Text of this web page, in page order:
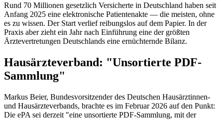
Rund 70 Millionen gesetzlich Versicherte in Deutschland haben seit
Anfang 2025 eine elektronische Patientenakte — die meisten, ohne
es zu wissen. Der Start verlief reibungslos auf dem Papier. In der
Praxis aber zieht ein Jahr nach Einführung eine der größten
Ärztevertretungen Deutschlands eine ernüchternde Bilanz.
Hausärzteverband: "Unsortierte PDF-
Sammlung"
Markus Beier, Bundesvorsitzender des Deutschen Hausärztinnen-
und Hausärzteverbands, brachte es im Februar 2026 auf den Punkt:
Die ePA sei derzeit "eine unsortierte PDF-Sammlung, mit der